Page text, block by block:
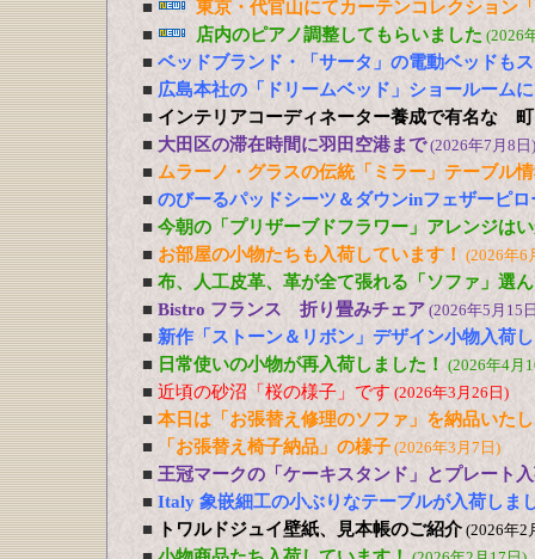
■
東京・代官山にてカーテンコレクション
■
店内のピアノ調整してもらいました (2026
■ ベッドブランド・「サータ」の電動ベッドも
■ 広島本社の「ドリームベッド」ショールーム
■ インテリアコーディネーター養成で有名な
■ 大田区の滞在時間に羽田空港まで(2026年7月8日)
■ ムラーノ・グラスの伝統「ミラー」テーブル
■ のびーるパッドシーツ＆ダウンinフェザーピ
■ 今朝の「プリザーブドフラワー」アレンジは
■ お部屋の小物たちも入荷しています！ (2026年6
■ 布、人工皮革、革が全て張れる「ソファ」選
■ Bistro フランス 折り畳みチェア (2026年5月15
■ 新作「ストーン＆リボン」デザイン小物入荷
■ 日常使いの小物が再入荷しました！ (2026年4月
■ 近頃の砂沼「桜の様子」です (2026年3月26日)
■ 本日は「お張替え修理のソファ」を納品いた
■
「お張替え椅子納品」の様子 (2026年3月7日)
■ 王冠マークの「ケーキスタンド」とプレート
■ Italy 象嵌細工の小ぶりなテーブルが入荷しま
■
トワルドジュイ壁紙、見本帳のご紹介 (2026年2